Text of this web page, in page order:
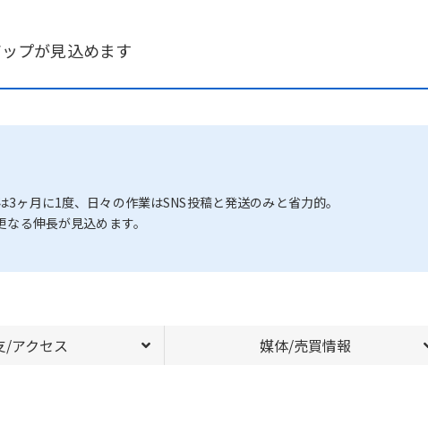
プが見込めます
ヶ月に1度、日々の作業はSNS投稿と発送のみと省力的。
る伸長が見込めます。
/アクセス 媒体/売買情報